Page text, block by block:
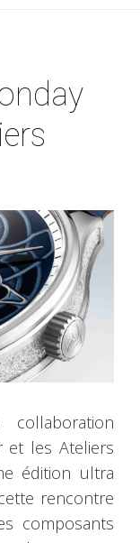
collaboration
et les Ateliers
édition ultra
rencontre
composants